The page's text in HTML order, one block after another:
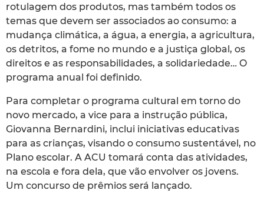
rotulagem dos produtos, mas também todos os
temas que devem ser associados ao consumo: a
mudança climática, a água, a energia, a agricultura,
os detritos, a fome no mundo e a justiça global, os
direitos e as responsabilidades, a solidariedade… O
programa anual foi definido.
Para completar o programa cultural em torno do
novo mercado, a vice para a instrução pública,
Giovanna Bernardini, inclui iniciativas educativas
para as crianças, visando o consumo sustentável, no
Plano escolar. A ACU tomará conta das atividades,
na escola e fora dela, que vão envolver os jovens.
Um concurso de prêmios será lançado.